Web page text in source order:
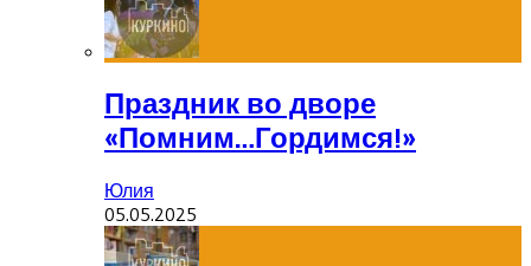
Праздник во дворе
«Помним…Гордимся!»
Юлия
05.05.2025